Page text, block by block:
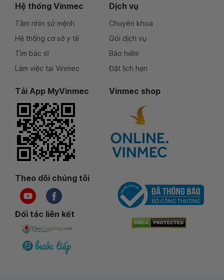
Hệ thống Vinmec
Tầm nhìn sứ mệnh
Hệ thống cơ sở y tế
Tìm bác sĩ
Làm việc tại Vinmec
Dịch vụ
Chuyên khoa
Gói dịch vụ
Bảo hiểm
Đặt lịch hẹn
Tải App MyVinmec Vinmec shop
Theo dõi chúng tôi
Đối tác liên kết